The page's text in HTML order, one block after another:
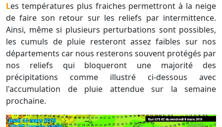
Les températures plus fraiches permettront à la neige
de faire son retour sur les reliefs par intermittence.
Ainsi, même si plusieurs perturbations sont possibles,
les cumuls de pluie resteront assez faibles sur nos
départements car nous resterons souvent protégés par
nos reliefs qui bloqueront une majorité des
précipitations comme illustré ci-dessous avec
l'accumulation de pluie attendue sur la semaine
prochaine.